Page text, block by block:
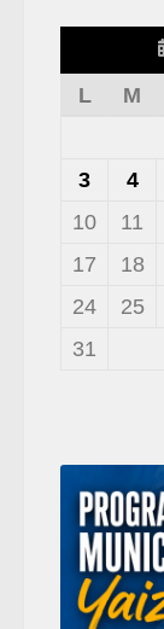
L
M
3
4
10
11
17
18
24
25
31